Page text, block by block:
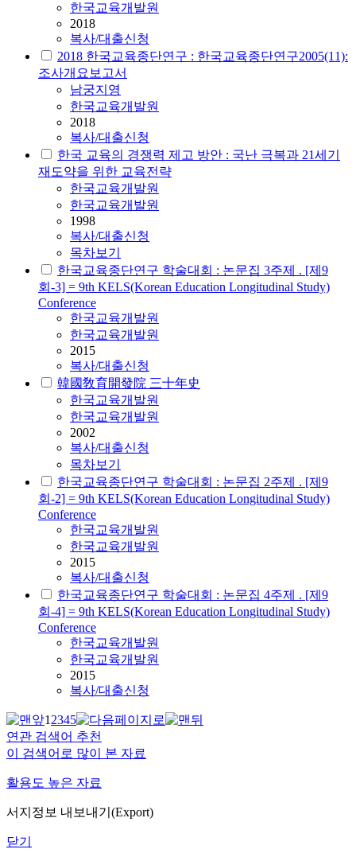
한국교육개발원
2018
복사/대출신청
2018 한국교육종단연구 : 한국교육종단연구2005(11):
조사개요보고서
남궁지영
한국교육개발원
2018
복사/대출신청
한국 교육의 경쟁력 제고 방안 : 국난 극복과 21세기
재도약을 위한 교육전략
한국교육개발원
한국교육개발원
1998
복사/대출신청
목차보기
한국교육종단연구 학술대회 : 논문집 3주제 . [제9
회-3] = 9th KELS(Korean Education Longitudinal Study)
Conference
한국교육개발원
한국교육개발원
2015
복사/대출신청
韓國敎育開發院 三十年史
한국교육개발원
한국교육개발원
2002
복사/대출신청
목차보기
한국교육종단연구 학술대회 : 논문집 2주제 . [제9
회-2] = 9th KELS(Korean Education Longitudinal Study)
Conference
한국교육개발원
한국교육개발원
2015
복사/대출신청
한국교육종단연구 학술대회 : 논문집 4주제 . [제9
회-4] = 9th KELS(Korean Education Longitudinal Study)
Conference
한국교육개발원
한국교육개발원
2015
복사/대출신청
12345
연관 검색어 추천
이 검색어로 많이 본 자료
활용도 높은 자료
서지정보 내보내기(Export)
닫기